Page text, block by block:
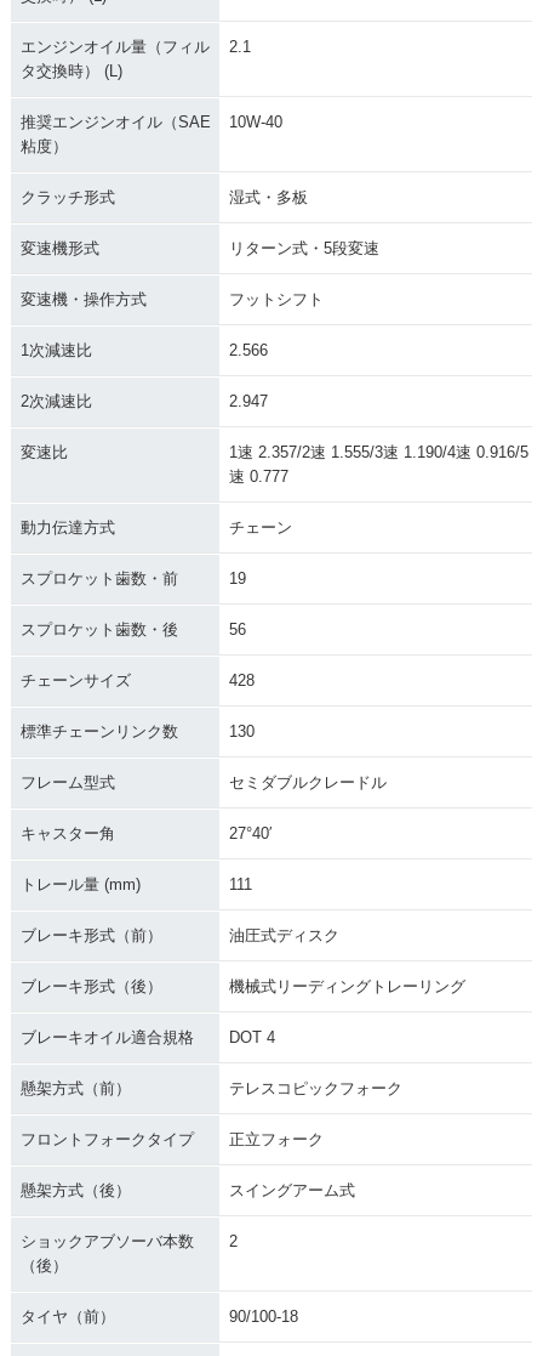
エンジンオイル量（フィル
タ交換時） (L)
2.1
推奨エンジンオイル（SAE
粘度）
10W-40
クラッチ形式 湿式・多板
変速機形式 リターン式・5段変速
変速機・操作方式 フットシフト
1次減速比 2.566
2次減速比 2.947
変速比
1速 2.357/2速 1.555/3速 1.190/4速 0.916/5
速 0.777
動力伝達方式 チェーン
スプロケット歯数・前 19
スプロケット歯数・後 56
チェーンサイズ 428
標準チェーンリンク数 130
フレーム型式 セミダブルクレードル
キャスター角 27°40′
トレール量 (mm) 111
ブレーキ形式（前） 油圧式ディスク
ブレーキ形式（後） 機械式リーディングトレーリング
ブレーキオイル適合規格 DOT 4
懸架方式（前） テレスコピックフォーク
フロントフォークタイプ 正立フォーク
懸架方式（後） スイングアーム式
ショックアブソーバ本数
（後）
2
タイヤ（前） 90/100-18